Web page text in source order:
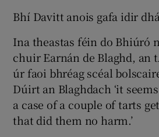
Bhí Davitt anois gafa idir
Ina theastas féin do Bhiúró
chuir Earnán de Blaghd, an
úr faoi bhréag scéal
Dúirt an Blaghdach ‘it
a case of a couple of tarts
that did them no harm.’